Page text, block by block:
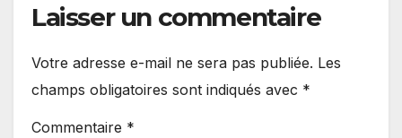
Laisser un commentaire
Votre adresse e-mail ne sera pas publiée. Les
champs obligatoires sont indiqués avec *
Commentaire *